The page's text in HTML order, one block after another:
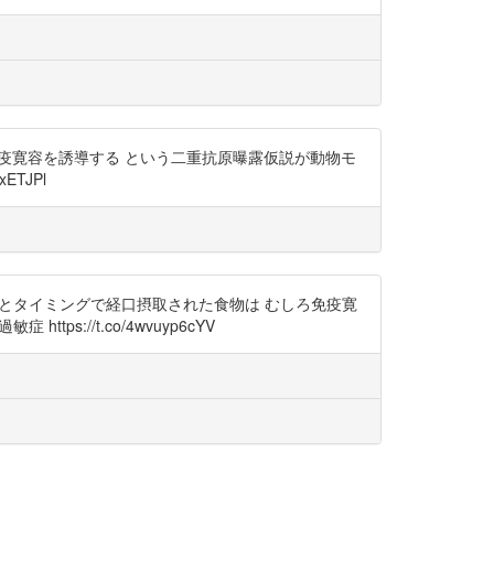
容を誘導する という二重抗原曝露仮説が動物モ
タイミングで経口摂取された食物は むしろ免疫寛
敏症 https://t.co/4wvuyp6cYV